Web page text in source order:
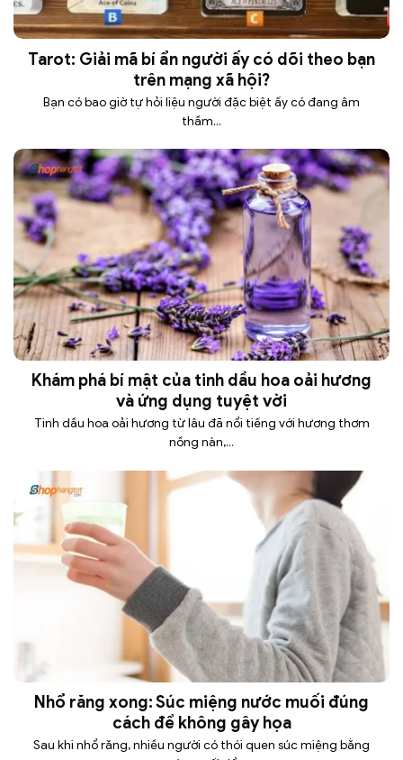
Tarot: Giải mã bí ẩn người ấy có dõi theo bạn
trên mạng xã hội?
Bạn có bao giờ tự hỏi liệu người đặc biệt ấy có đang âm
thầm...
Khám phá bí mật của tinh dầu hoa oải hương
và ứng dụng tuyệt vời
Tinh dầu hoa oải hương từ lâu đã nổi tiếng với hương thơm
nồng nàn,...
Nhổ răng xong: Súc miệng nước muối đúng
cách để không gây họa
Sau khi nhổ răng, nhiều người có thói quen súc miệng bằng